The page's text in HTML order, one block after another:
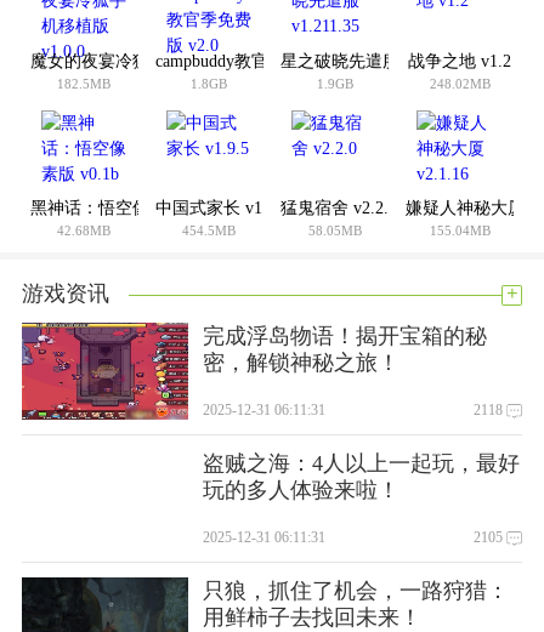
魔女的夜宴冷狐手机移植版 v1.0.0
182.5MB
campbuddy教官季免费版 v2.0
1.8GB
星之破晓先遣服 v1.211.35
1.9GB
战争之地 v1.2
248.02MB
黑神话：悟空像素版 v0.1b
42.68MB
中国式家长 v1.9.5
454.5MB
猛鬼宿舍 v2.2.0
58.05MB
嫌疑人神秘大厦
155.04MB
游戏资讯 +
完成浮岛物语！揭开宝箱的秘
密，解锁神秘之旅！
2025-12-31 06:11:31 2118
盗贼之海：4人以上一起玩，最好
玩的多人体验来啦！
2025-12-31 06:11:31 2105
只狼，抓住了机会，一路狩猎：
用鲜柿子去找回未来！